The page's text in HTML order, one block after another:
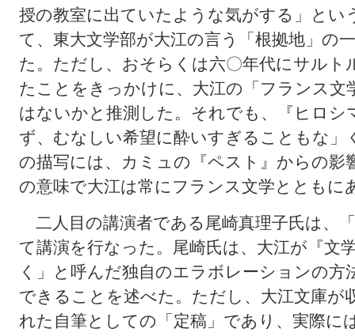
授の教室に出ていたような気がする」とい
て、東大文学部が大江の言う「根拠地」の
た。ただし、おそらくは六〇年代にサルト
たことをきっかけに、大江の「フランス
はないかと推測した。それでも、『ヒロシ
ず、むなしい希望に酔いすぎることもな」
の描写には、カミュの『ペスト』からの
の意味で大江は常にフランス文学ととも
二人目の講演者である尾崎真理子氏は、
て講演を行なった。尾崎氏は、大江が『文
く」と呼んだ独自のエラボレーションの
できることを述べた。ただし、大江文庫が
れた自筆としての「定稿」であり、実際に